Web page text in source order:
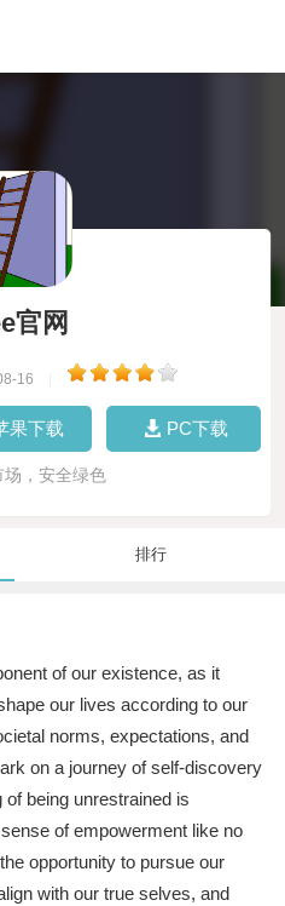
官网
16
果下载 PC下载
场，安全绿色
排行
of our existence, as it
our lives according to our
norms, expectations, and
on a journey of self-discovery
being unrestrained is
of empowerment like no
opportunity to pursue our
with our true selves, and